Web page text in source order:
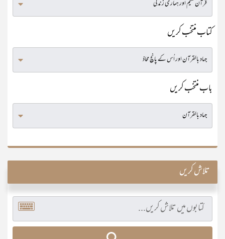
کتاب منتخب کریں
باب منتخب کریں
تلاش کریں